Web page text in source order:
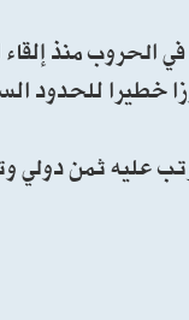
منذ إلقاء
عليه ثمن دولي